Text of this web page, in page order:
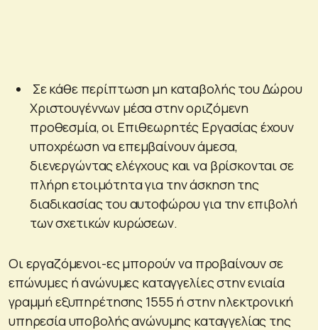
Σε κάθε περίπτωση μη καταβολής του Δώρου
Χριστουγέννων μέσα στην οριζόμενη
προθεσμία, οι Επιθεωρητές Εργασίας έχουν
υποχρέωση να επεμβαίνουν άμεσα,
διενεργώντας ελέγχους και να βρίσκονται σε
πλήρη ετοιμότητα για την άσκηση της
διαδικασίας του αυτοφώρου για την επιβολή
των σχετικών κυρώσεων.
Οι εργαζόμενοι-ες μπορούν να προβαίνουν σε
επώνυμες ή ανώνυμες καταγγελίες στην ενιαία
γραμμή εξυπηρέτησης 1555 ή στην ηλεκτρονική
υπηρεσία υποβολής ανώνυμης καταγγελίας της